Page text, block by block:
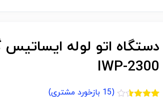
دستگاه اتو لوله
IWP-2300
(
15 بازخورد مشتری)